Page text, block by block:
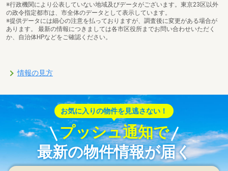
※行政機関により公表していない地域及びデータがございます。東京23区以外
の政令指定都市は、市全体のデータとして表示しています。
※提供データには細心の注意を払っておりますが、調査後に変更がある場合が
あります。 最新の情報につきましては各市区役所までお問い合わせいただく
か、自治体HPなどをご確認ください。
情報の見方
お気に入りの物件を見逃さない！
プッシュ通知で
最新の物件情報が届く